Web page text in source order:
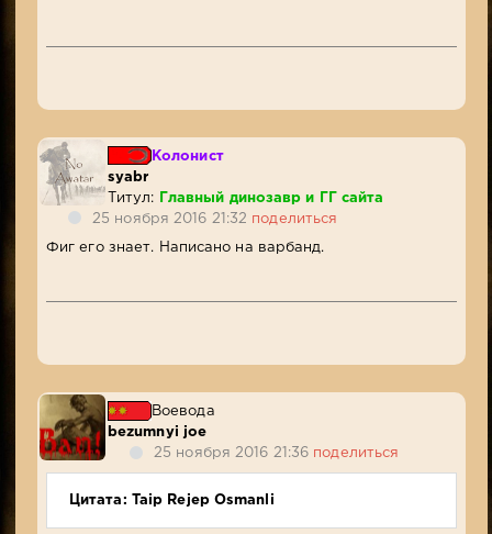
Колонист
syabr
Титул:
Главный динозавр и ГГ сайта
25 ноября 2016 21:32 поделиться
Фиг его знает. Написано на варбанд.
Воевода
bezumnyi joe
25 ноября 2016 21:36 поделиться
Цитата: Taip Rejep Osmanli